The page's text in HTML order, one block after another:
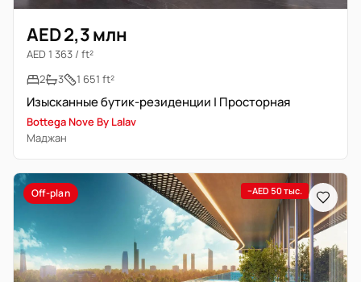
AED 2,3 млн
AED 1 363 / ft²
2
3 1 651 ft²
Изысканные бутик-резиденции | Просторная
Bottega Nove By Lalav
Маджан
Off-plan −AED 50 тыс.